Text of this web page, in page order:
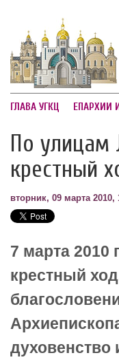
ГЛАВА УГКЦ ЕПАРХИИ
По улицам
крестный
вторник, 09 марта 2010,
7 марта 2010
крестный